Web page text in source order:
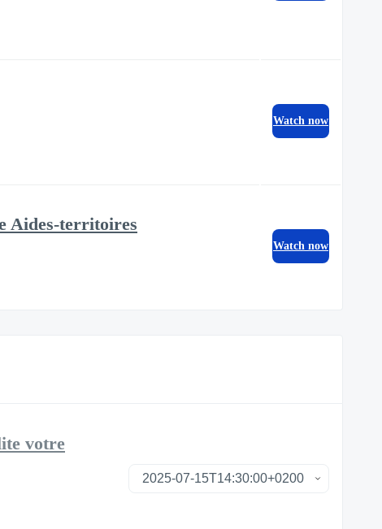
Watch now
Aides-territoires
Watch now
votre